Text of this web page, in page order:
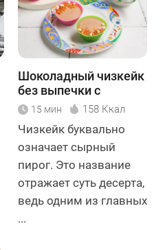
Шоколадный чизкейк
без выпечки с
творогом
15 мин 158 Ккал
Чизкейк буквально
означает сырный
пирог. Это название
отражает суть десерта,
ведь одним из главных
...